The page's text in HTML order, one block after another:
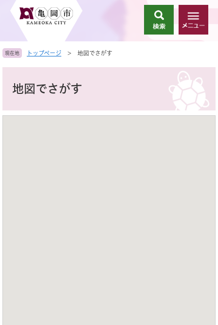
頭
で
飛
ば
へ
索
メ
ニ
現在地 トップページ > 地図でさがす
地図でさがす